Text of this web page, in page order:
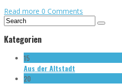
Read more 0 Comments
Kategorien
15
Aus der Altstadt
20